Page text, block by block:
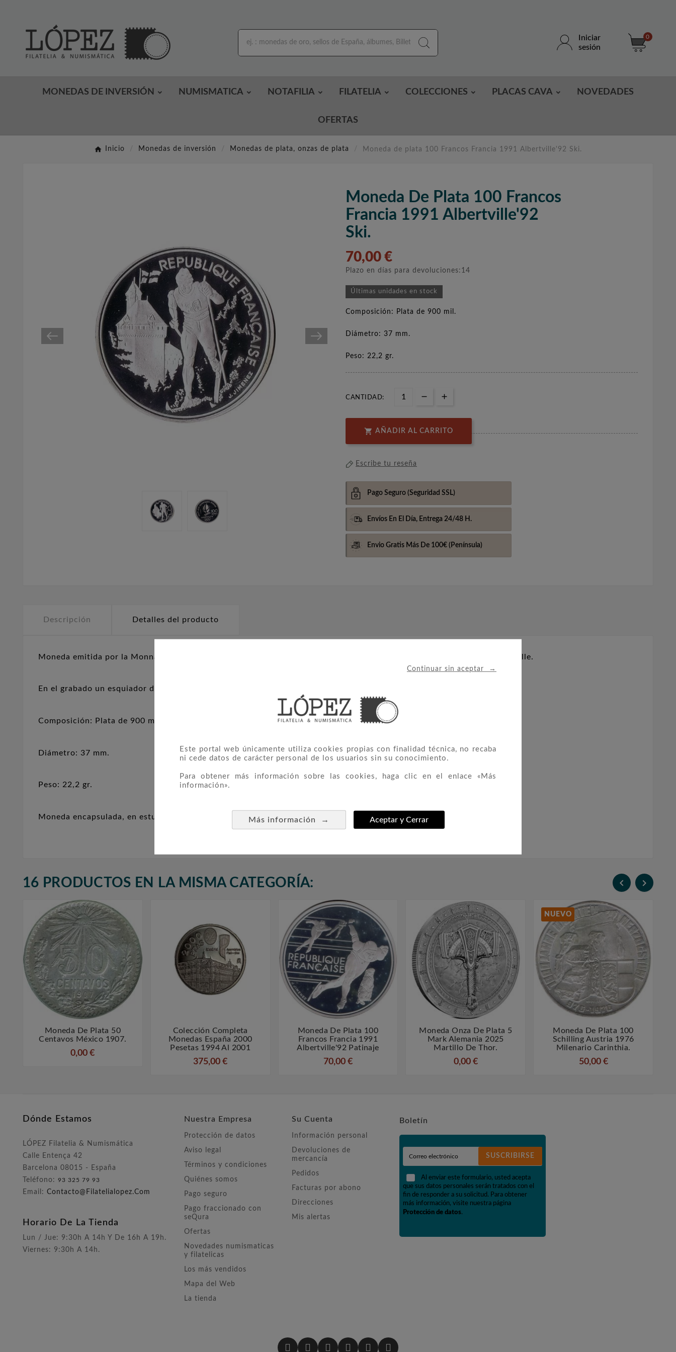
Continuar sin aceptar →
Este portal web únicamente utiliza cookies propias con finalidad técnica, no recaba
ni cede datos de carácter personal de los usuarios sin su conocimiento.
Para obtener más información sobre las cookies, haga clic en el enlace «Más
información».
Más información → Aceptar y Cerrar
Iniciar
sesión
0
MONEDAS DE INVERSIÓN NUMISMATICA NOTAFILIA FILATELIA COLECCIONES PLACAS CAVA NOVEDADES
OFERTAS
Inicio Monedas de inversión Monedas de plata, onzas de plata Moneda de plata 100 Francos Francia 1991 Albertville'92 Ski.
Moneda De Plata 100 Francos
Francia 1991 Albertville'92
Ski.
70,00 €
Plazo en días para devoluciones:14
Últimas unidades en stock
Composición: Plata de 900 mil.
Diámetro: 37 mm.
Peso: 22,2 gr.
CANTIDAD:
 AÑADIR AL CARRITO
Escribe tu reseña
Pago Seguro (Seguridad SSL)
Envíos En El Día, Entrega 24/48 H.
Envio Gratis Más De 100€ (Península)
Descripción Detalles del producto
Moneda emitida por la Monnaie de Paris en 1991, con motivo de la Olimpiada de Invierno, celebrada en 1992 en Albertville.
En el grabado un esquiador de fondo frente al castillo de los Duques de Savoie en Chambéry.
Composición: Plata de 900 mil.
Diámetro: 37 mm.
Peso: 22,2 gr.
Moneda encapsulada, en estuche original, con certificado.
16 PRODUCTOS EN LA MISMA CATEGORÍA:  
 
Moneda De Plata 50
Centavos México 1907.
0,00 €
 
Colección Completa
Monedas España 2000
Pesetas 1994 Al 2001
375,00 €
 
Moneda De Plata 100
Francos Francia 1991
Albertville'92 Patinaje
70,00 €
 
Moneda Onza De Plata 5
Mark Alemania 2025
Martillo De Thor.
0,00 €
NUEVO
 
Moneda De Plata 100
Schilling Austria 1976
Milenario Carinthia.
50,00 €
Dónde Estamos
LÓPEZ Filatelia & Numismática
Calle Entença 42
Barcelona 08015 - España
Teléfono: 93 325 79 93
Email: Contacto@filatelialopez.com
Horario De La Tienda
Lun / Jue: 9:30h A 14h Y De 16h A 19h.
Viernes: 9:30h A 14h.
Nuestra Empresa
Protección de datos
Aviso legal
Términos y condiciones
Quiénes somos
Pago seguro
Pago fraccionado con
seQura
Ofertas
Novedades numismaticas
y filatelicas
Los más vendidos
Mapa del Web
La tienda
Su Cuenta
Información personal
Devoluciones de
mercancía
Pedidos
Facturas por abono
Direcciones
Mis alertas
Boletín
SUSCRIBIRSE
Al enviar este formulario, usted acepta
que sus datos personales serán tratados con el
fin de responder a su solicitud. Para obtener
más información, visite nuestra página
Protección de datos.